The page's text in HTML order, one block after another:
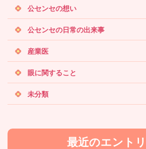
公センセの想い
公センセの日常の出来事
産業医
眼に関すること
未分類
最近のエント